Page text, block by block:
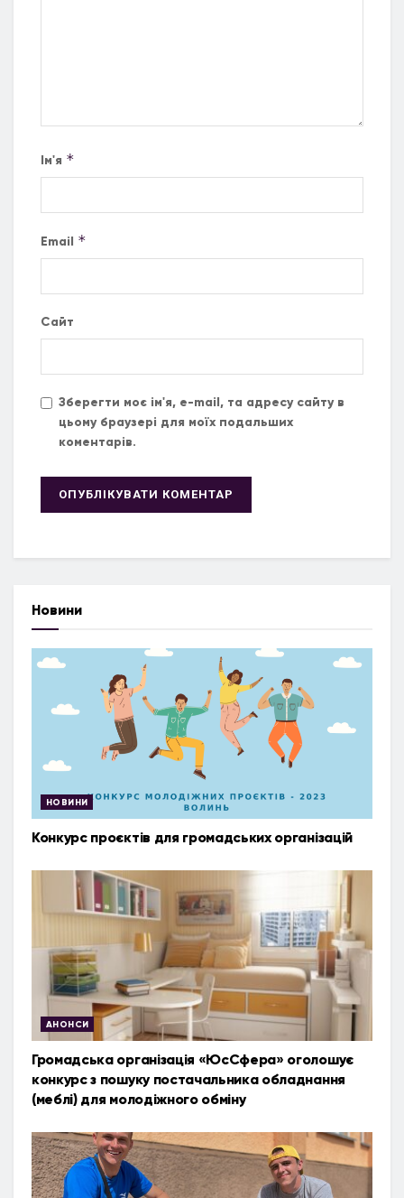
Ім'я *
Email *
Сайт
Зберегти моє ім'я, e-mail, та адресу сайту в
цьому браузері для моїх подальших
коментарів.
Новини
НОВИНИ
Конкурс проєктів для громадських організацій
АНОНСИ
Громадська організація «ЮсСфера» оголошує
конкурс з пошуку постачальника обладнання
(меблі) для молодіжного обміну